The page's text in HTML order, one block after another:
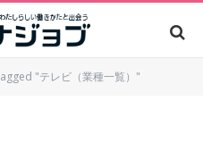
"テレビ（業種一覧）"